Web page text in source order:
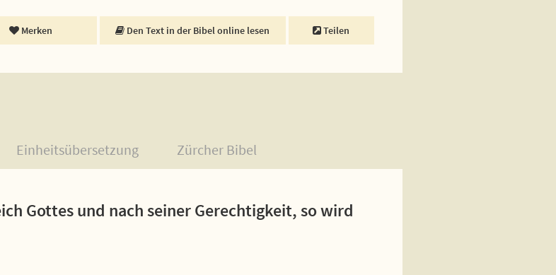
Merken Den Text in der Bibel online lesen Teilen
Einheitsübersetzung Zürcher Bibel
Gottes und nach seiner Gerechtigkeit, so wird